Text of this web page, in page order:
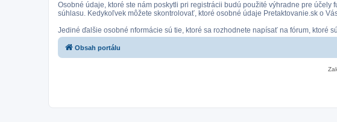
Osobné údaje, ktoré ste nám poskytli pri registrácii budú použité výhradne pre
súhlasu. Kedykoľvek môžete skontrolovať, ktoré osobné údaje Pretaktovanie.sk o
Jediné ďalšie osobné nformácie sú tie, ktoré sa rozhodnete napísať na fórum, ktoré
Obsah portálu